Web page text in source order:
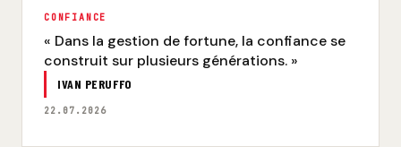
CONFIANCE
« Dans la gestion de fortune, la confiance se
construit sur plusieurs générations. »
IVAN PERUFFO
22.07.2026